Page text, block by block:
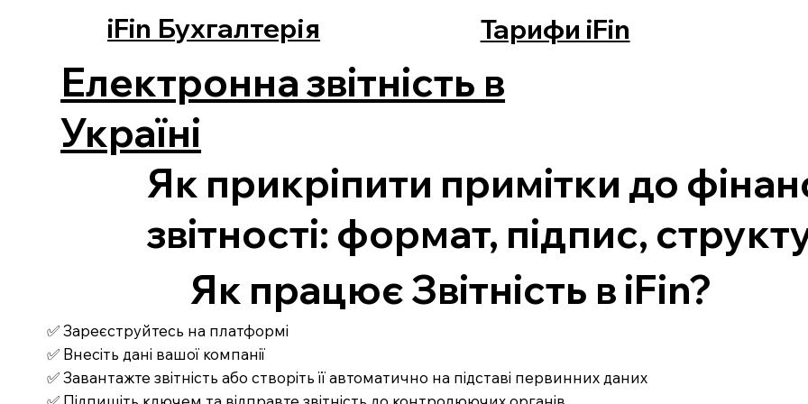
iFin Бухгалтерія Тарифи iFin
Електронна звітність в
Україні
Як прикріпити примітки до
звітності: формат, підпис,
Як працює Звітність в iFin?
✅ Зареєструйтесь на платформі
✅ Внесіть дані вашої компанії
✅ Завантажте звітність або створіть її автоматично на підставі первинних даних